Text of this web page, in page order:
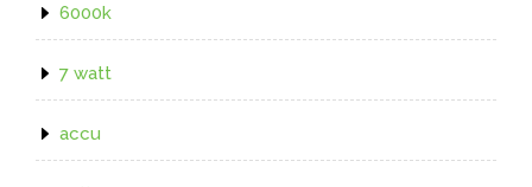
6000k
7 watt
accu